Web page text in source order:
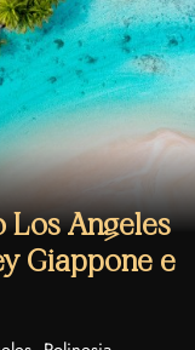
Los Angeles
Giappone e